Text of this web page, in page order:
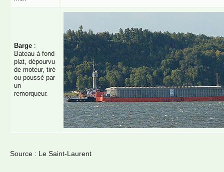
Barge :
Bateau à fond
plat, dépourvu
de moteur, tiré
ou poussé par
un
remorqueur.
Source : Le Saint-Laurent